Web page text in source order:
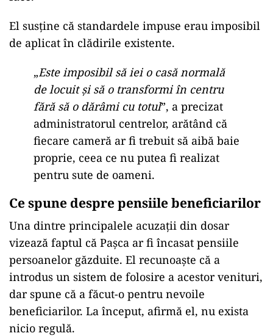
El susține că standardele impuse erau imposibil
de aplicat în clădirile existente.
„Este imposibil să iei o casă normală
de locuit și să o transformi în centru
fără să o dărâmi cu totul”, a precizat
administratorul centrelor, arătând că
fiecare cameră ar fi trebuit să aibă baie
proprie, ceea ce nu putea fi realizat
pentru sute de oameni.
Ce spune despre pensiile beneficiarilor
Una dintre principalele acuzații din dosar
vizează faptul că Pașca ar fi încasat pensiile
persoanelor găzduite. El recunoaște că a
introdus un sistem de folosire a acestor venituri,
dar spune că a făcut-o pentru nevoile
beneficiarilor. La început, afirmă el, nu exista
nicio regulă.